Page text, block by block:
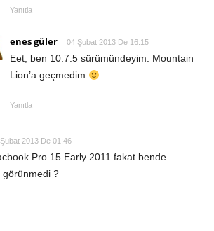
Yanıtla
enes güler 04 Şubat 2013 De 16:15
Eet, ben 10.7.5 sürümündeyim. Mountain
Lion’a geçmedim
Yanıtla
2013 De 01:46
Pro 15 Early 2011 fakat bende
?